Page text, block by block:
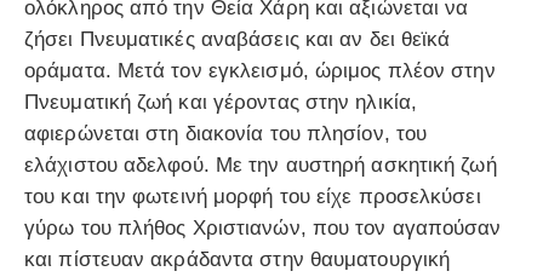
ολόκληρος από την Θεία Χάρη και αξιώνεται να
ζήσει Πνευματικές αναβάσεις και αν δει θεϊκά
οράματα. Μετά τον εγκλεισμό, ώριμος πλέον στην
Πνευματική ζωή και γέροντας στην ηλικία,
αφιερώνεται στη διακονία του πλησίον, του
ελάχιστου αδελφού. Με την αυστηρή ασκητική ζωή
του και την φωτεινή μορφή του είχε προσελκύσει
γύρω του πλήθος Χριστιανών, που τον αγαπούσαν
και πίστευαν ακράδαντα στην θαυματουργική